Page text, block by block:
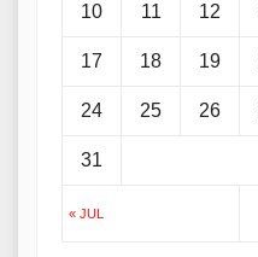
« JUL
10 11 12
17 18 19
24 25 26
31